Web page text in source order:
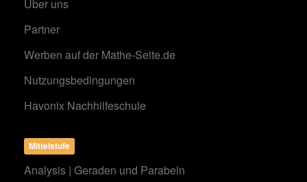
Über uns
Partner
Werben auf der Mathe-Seite.de
Nutzungsbedingungen
Havonix Nachhilfeschule
Mittelstufe
Analysis | Geraden und Parabeln